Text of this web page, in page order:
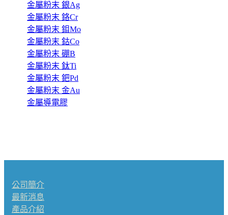
金屬粉末 銀Ag
金屬粉末 鉻Cr
金屬粉末 鉬Mo
金屬粉末 鈷Co
金屬粉末 硼B
金屬粉末 鈦Ti
金屬粉末 鈀Pd
金屬粉末 金Au
金屬導電膠
公司簡介
最新消息
產品介紹